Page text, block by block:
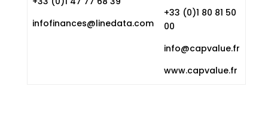
infofinances@linedata.com
+33 (0)1 80 81 50
00
info@capvalue.fr
www.capvalue.fr